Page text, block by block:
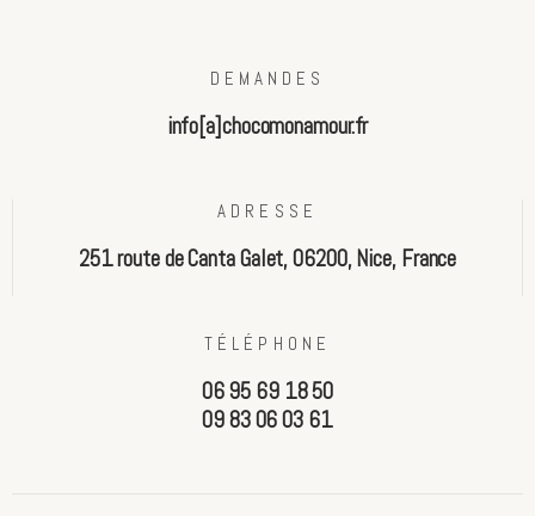
DEMANDES
info[a]chocomonamour.fr
ADRESSE
251 route de Canta Galet, 06200, Nice, France
TÉLÉPHONE
06 95 69 18 50
09 83 06 03 61